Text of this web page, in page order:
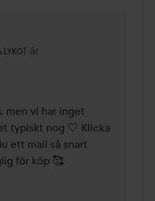
LYKO
Kundtjänst på Lyko.
1 år
Kommentaren lades 1 år
men vi har inget
typiskt nog 🤍 Klicka
ett mail så snart
för köp 🥰